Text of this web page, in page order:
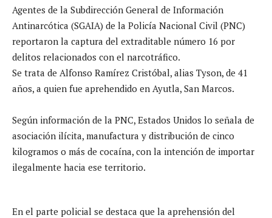
Agentes de la Subdirección General de Información
Antinarcótica (SGAIA) de la Policía Nacional Civil (PNC)
reportaron la captura del extraditable número 16 por
delitos relacionados con el narcotráfico.
Se trata de Alfonso Ramírez Cristóbal, alias Tyson, de 41
años, a quien fue aprehendido en Ayutla, San Marcos.
Según información de la PNC, Estados Unidos lo señala de
asociación ilícita, manufactura y distribución de cinco
kilogramos o más de cocaína, con la intención de importar
ilegalmente hacia ese territorio.
En el parte policial se destaca que la aprehensión del